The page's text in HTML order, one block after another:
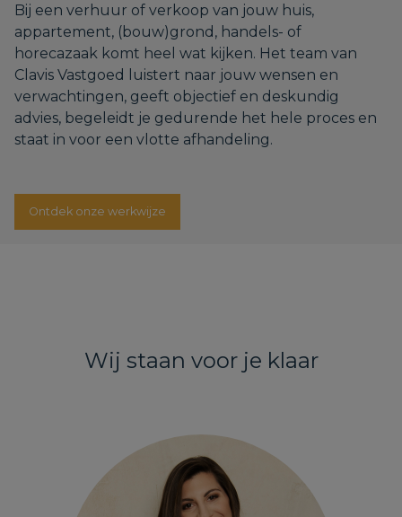
Bij een verhuur of verkoop van jouw huis,
appartement, (bouw)grond, handels- of
horecazaak komt heel wat kijken. Het team van
Clavis Vastgoed luistert naar jouw wensen en
verwachtingen, geeft objectief en deskundig
advies, begeleidt je gedurende het hele proces en
staat in voor een vlotte afhandeling.
Ontdek onze werkwijze
Wij staan voor je klaar